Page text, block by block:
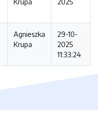
Agnieszka
Krupa
29-10-
2025
11:33:24